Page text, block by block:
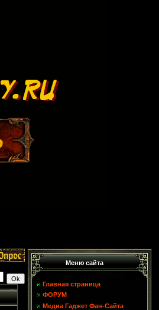
Меню сайта
Главная страница
ФОРУМ
Медиа Гаджет Фан-Сайта